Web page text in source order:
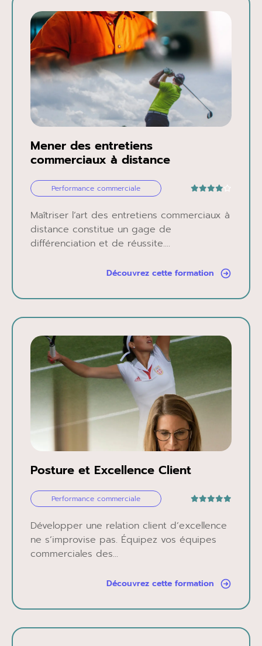
Mener des entretiens
commerciaux à distance
Performance commerciale
Maîtriser l’art des entretiens commerciaux à
distance constitue un gage de
différenciation et de réussite....
Découvrez cette formation
Posture et Excellence Client
Performance commerciale
Développer une relation client d’excellence
ne s’improvise pas. Équipez vos équipes
commerciales des...
Découvrez cette formation